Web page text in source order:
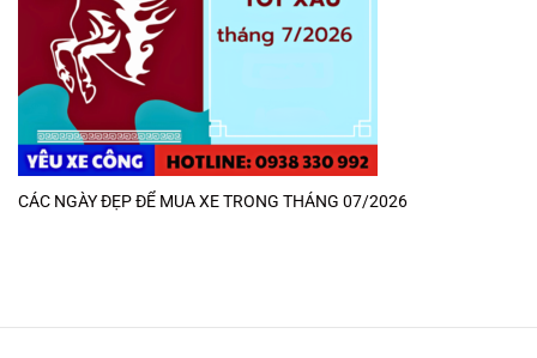
CÁC NGÀY ĐẸP ĐỂ MUA XE TRONG THÁNG 07/2026